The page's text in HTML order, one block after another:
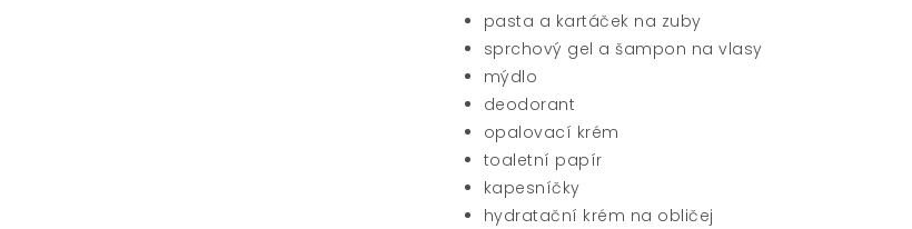
pasta a kartáček na zuby
sprchový gel a šampon na vlasy
mýdlo
deodorant
opalovací krém
toaletní papír
kapesníčky
hydratační krém na obličej